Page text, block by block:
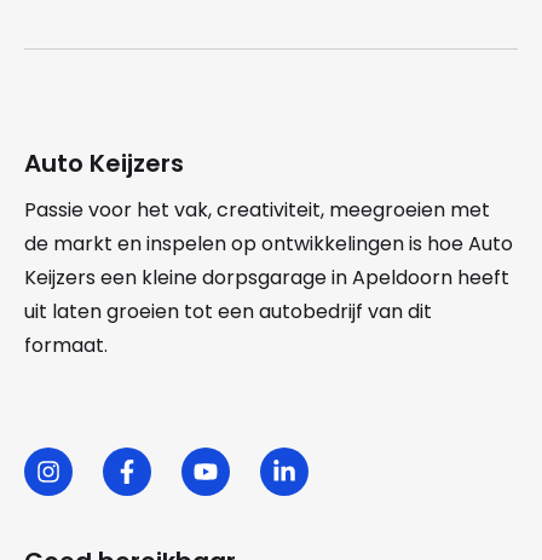
Auto Keijzers
Passie voor het vak, creativiteit, meegroeien met
de markt en inspelen op ontwikkelingen is hoe Auto
Keijzers een kleine dorpsgarage in Apeldoorn heeft
uit laten groeien tot een autobedrijf van dit
formaat.